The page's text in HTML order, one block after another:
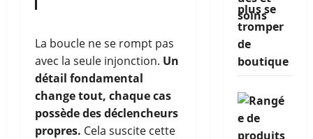
La boucle ne se rompt pas
avec la seule injonction. Un
détail fondamental
change tout, chaque cas
possède des déclencheurs
propres. Cela suscite cette
plus se
tromper
de
boutique